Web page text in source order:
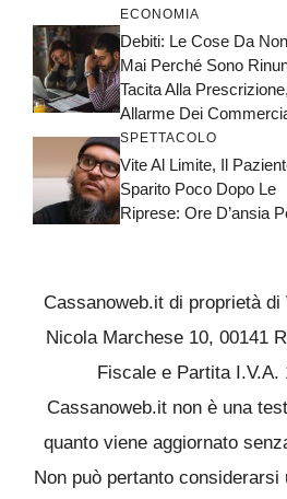
ECONOMIA
Debiti: Le Cose Da
Mai Perché Sono
Tacita Alla Prescrizione,
Allarme Dei
SPETTACOLO
Vite Al Limite, Il
Sparito Poco Dopo Le
Riprese: Ore D’ansia
Cassanoweb.it di proprietà di
Nicola Marchese 10, 00141
Fiscale e Partita I.V.A.
Cassanoweb.it non è una
quanto viene aggiornato
Non può pertanto considerarsi